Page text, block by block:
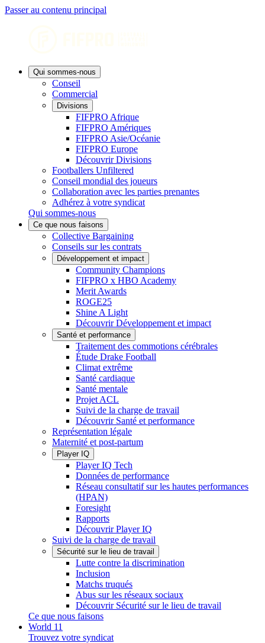
Passer au contenu principal
Qui sommes-nous
Conseil
Commercial
Divisions
FIFPRO Afrique
FIFPRO Amériques
FIFPRO Asie/Océanie
FIFPRO Europe
Découvrir Divisions
Footballers Unfiltered
Conseil mondial des joueurs
Collaboration avec les parties prenantes
Adhérez à votre syndicat
Qui sommes-nous
Ce que nous faisons
Collective Bargaining
Conseils sur les contrats
Développement et impact
Community Champions
FIFPRO x HBO Academy
Merit Awards
ROGE25
Shine A Light
Découvrir Développement et impact
Santé et performance
Traitement des commotions cérébrales
Étude Drake Football
Climat extrême
Santé cardiaque
Santé mentale
Projet ACL
Suivi de la charge de travail
Découvrir Santé et performance
Représentation légale
Maternité et post-partum
Player IQ
Player IQ Tech
Données de performance
Réseau consultatif sur les hautes performances
(HPAN)
Foresight
Rapports
Découvrir Player IQ
Suivi de la charge de travail
Sécurité sur le lieu de travail
Lutte contre la discrimination
Inclusion
Matchs truqués
Abus sur les réseaux sociaux
Découvrir Sécurité sur le lieu de travail
Ce que nous faisons
World 11
Trouvez votre syndicat